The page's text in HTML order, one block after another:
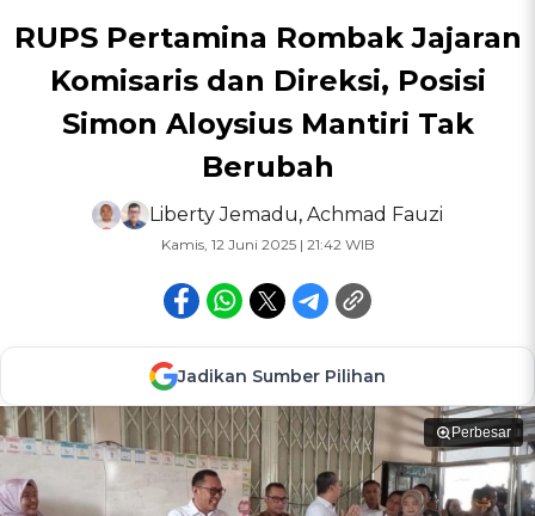
RUPS Pertamina Rombak Jajaran
Komisaris dan Direksi, Posisi
Simon Aloysius Mantiri Tak
Berubah
Liberty Jemadu, Achmad Fauzi
Kamis, 12 Juni 2025 | 21:42 WIB
Jadikan Sumber Pilihan
Perbesar